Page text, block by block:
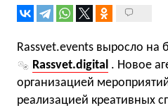
Rassvet.events выросло на
Rassvet.digital . Новое
организацией
реализацией креативных